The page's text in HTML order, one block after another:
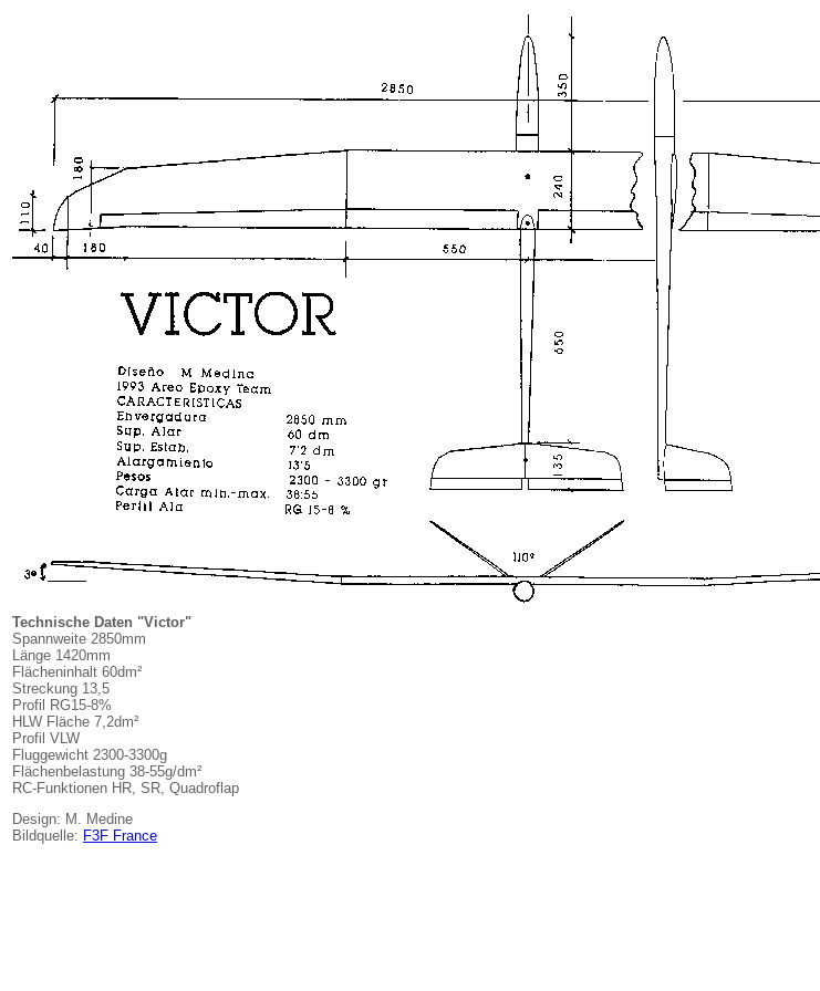
Technische Daten "Victor"
Spannweite 2850mm
Länge 1420mm
Flächeninhalt 60dm²
Streckung 13,5
Profil RG15-8%
HLW Fläche 7,2dm²
Profil VLW
Fluggewicht 2300-3300g
Flächenbelastung 38-55g/dm²
RC-Funktionen HR, SR, Quadroflap
Design: M. Medine
Bildquelle: F3F France